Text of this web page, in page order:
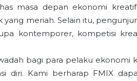
masa depan ekonomi
yang meriah. Selain itu,
kontemporer, kompetisi
bagi para pelaku
diri. Kami berharap FMIX